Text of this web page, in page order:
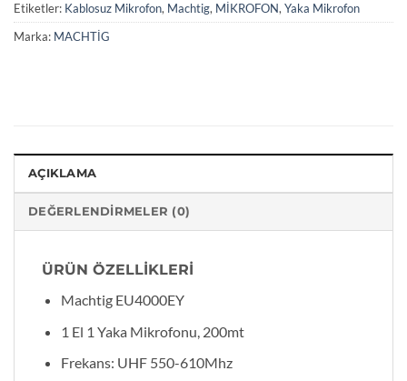
Etiketler: Kablosuz Mikrofon, Machtig, MİKROFON,Yaka Mikrofon
Marka: MACHTİG
AÇIKLAMA
DEĞERLENDIRMELER (0)
ÜRÜN ÖZELLİKLERİ
Machtig EU4000EY
1 El 1 Yaka Mikrofonu, 200mt
Frekans: UHF 550-610Mhz